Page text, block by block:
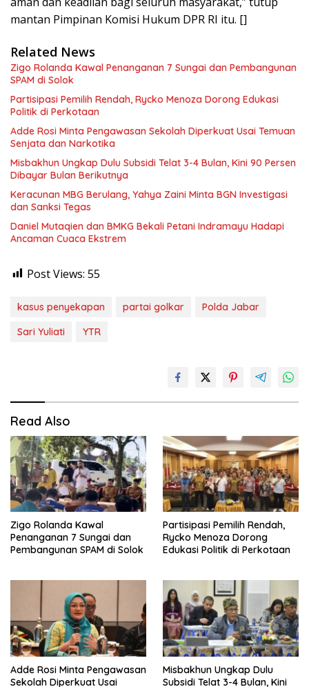
mantan Pimpinan Komisi Hukum DPR RI itu. []
Related News
Zigo Rolanda Kawal Penanganan 7 Sungai dan Pembangunan
SPAM di Solok
Partisipasi Pemilih Rendah, Rycko Menoza Dorong Edukasi
Politik di Perkotaan
Adde Rosi Minta Pengawasan Sekolah Diperkuat Usai Temuan
Senjata dan Narkotika
Misbakhun Ungkap Dulu Subsidi Telat 3-4 Bulan, Kini 90 Persen
Dibayar Bulan Berikutnya
Keracunan MBG Berulang, Yahya Zaini Minta BGN Investigasi
dan Sanksi Tegas
Daniel Mutaqien dan BMKG Bekali Petani Indramayu Hadapi
Ancaman Cuaca Ekstrem
Post Views: 55
kasus penyekapan partai golkar
Polda Jabar
Sari Yuliati
YTR
Read Also
Zigo Rolanda Kawal
Penanganan 7 Sungai dan
Pembangunan SPAM di Solok
Partisipasi Pemilih Rendah,
Rycko Menoza Dorong
Edukasi Politik di Perkotaan
Adde Rosi Minta Pengawasan
Sekolah Diperkuat Usai
Misbakhun Ungkap Dulu
Subsidi Telat 3-4 Bulan, Kini